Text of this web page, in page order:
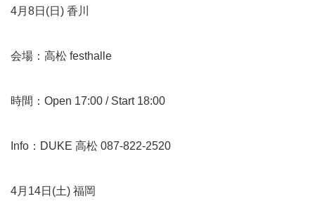
4月8日(日) 香川
会場：高松 festhalle
時間：Open 17:00 / Start 18:00
Info：DUKE 高松 087-822-2520
4月14日(土) 福岡